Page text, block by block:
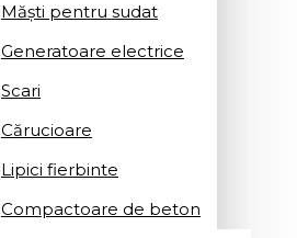
Măști pentru sudat
Generatoare electrice
Scari
Cărucioare
Lipici fierbinte
Compactoare de beton